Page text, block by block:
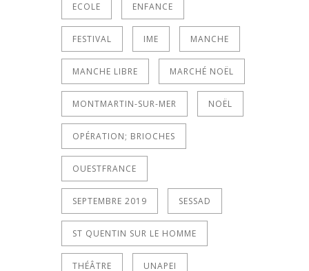
ECOLE ENFANCE
FESTIVAL IME MANCHE
MANCHE LIBRE MARCHÉ NOËL
MONTMARTIN-SUR-MER NOËL
OPÉRATION; BRIOCHES
OUESTFRANCE
SEPTEMBRE 2019 SESSAD
ST QUENTIN SUR LE HOMME
THÉÂTRE UNAPEI